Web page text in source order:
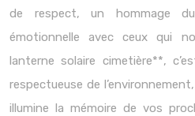
de respect, un hommage
émotionnelle avec ceux qui
lanterne solaire cimetière**,
respectueuse de
illumine la mémoire de vos